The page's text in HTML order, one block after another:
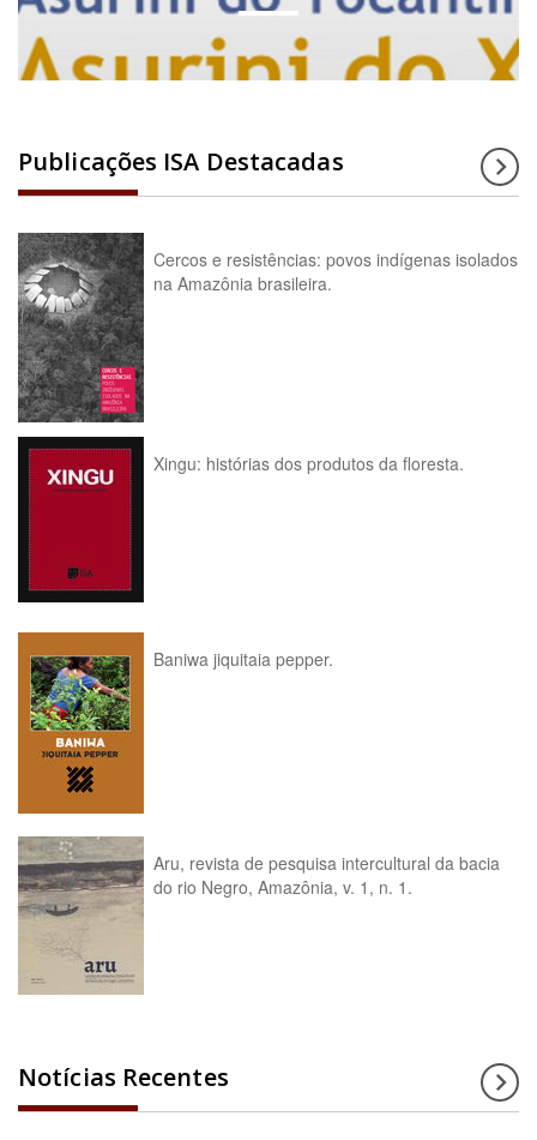
Publicações ISA Destacadas
Cercos e resistências: povos indígenas isolados
na Amazônia brasileira.
Xingu: histórias dos produtos da floresta.
Baniwa jiquitaia pepper.
Aru, revista de pesquisa intercultural da bacia
do rio Negro, Amazônia, v. 1, n. 1.
Notícias Recentes